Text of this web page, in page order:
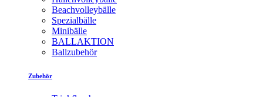
Beachvolleybälle
Spezialbälle
Minibälle
BALLAKTION
Ballzubehör
Zubehör